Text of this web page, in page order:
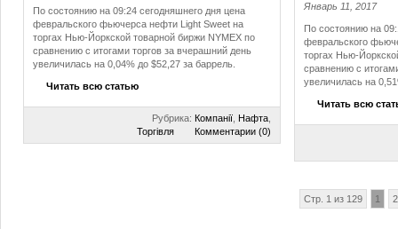
По состоянию на 09:24 сегодняшнего дня цена
февральского фьючерса нефти Light Sweet на
торгах Нью-Йоркской товарной биржи NYMEX по
сравнению с итогами торгов за вчерашний день
увеличилась на 0,04% до $52,27 за баррель.
Читать всю статью
Рубрика: Компанії Нафта
Торгівля
Комментарии (0)
Январь 11, 2017
По состоянию на
февральского
торгах Нью-
сравнению с
увеличилась на
Читать всю
Стр. 1 из 129 1 2